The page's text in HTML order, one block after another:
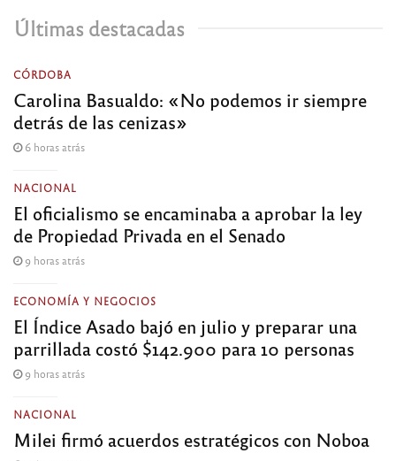
Últimas destacadas
CÓRDOBA
Carolina Basualdo: «No podemos ir siempre
detrás de las cenizas»
6 horas atrás
NACIONAL
El oficialismo se encaminaba a aprobar la ley
de Propiedad Privada en el Senado
9 horas atrás
ECONOMÍA Y NEGOCIOS
El Índice Asado bajó en julio y preparar una
parrillada costó $142.900 para 10 personas
9 horas atrás
NACIONAL
Milei firmó acuerdos estratégicos con Noboa